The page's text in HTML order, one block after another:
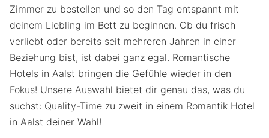
Zimmer zu bestellen und so den Tag entspannt mit
deinem Liebling im Bett zu beginnen. Ob du frisch
verliebt oder bereits seit mehreren Jahren in einer
Beziehung bist, ist dabei ganz egal. Romantische
Hotels in Aalst bringen die Gefühle wieder in den
Fokus! Unsere Auswahl bietet dir genau das, was du
suchst: Quality-Time zu zweit in einem Romantik Hotel
in Aalst deiner Wahl!